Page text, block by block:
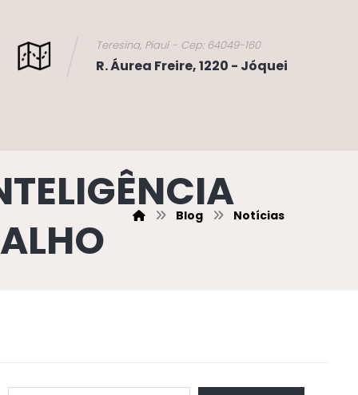
Teresina, Piauí - Cep: 64049-160
R. Áurea Freire, 1220 - Jóquei
Blog Notícias